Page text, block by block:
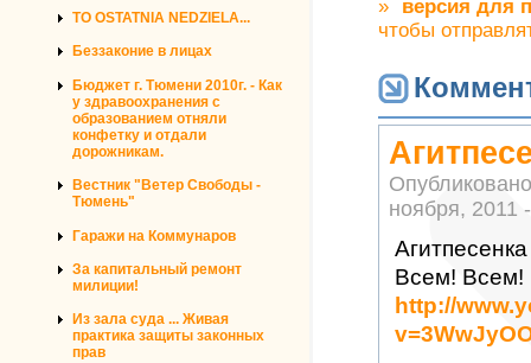
TO OSTATNIA NEDZIELA...
Беззаконие в лицах
Бюджет г. Тюмени 2010г. - Как
у здравоохранения с
образованием отняли
конфетку и отдали
дорожникам.
Вестник "Ветер Свободы -
Тюмень"
Гаражи на Коммунаров
За капитальный ремонт
милиции!
Из зала суда ... Живая
практика защиты законных
прав
»
версия для
чтобы
ноября, 2011
Агитпесенка
Всем! Всем!
http://